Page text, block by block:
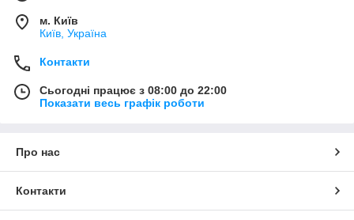
м. Київ
Київ, Україна
Контакти
Сьогодні працює з 08:00 до 22:00
Показати весь графік роботи
Про нас
Контакти